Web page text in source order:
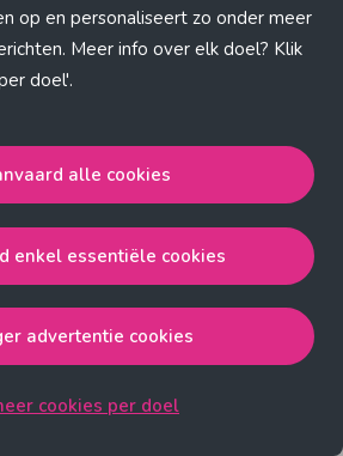
op en personaliseert zo onder meer
Meer info over elk doel? Klik
doel'.
gaat akkoord met de strict
functionele en advertentie
cookies.
cookiesgaat akkoord met de strict
alle cookies
enkel essentiële cookies
advertentie cookies
cookies per doel